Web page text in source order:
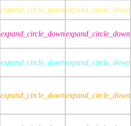
expand_circle_downexpand_circle_down
expand_circle_downexpand_circle_down
expand_circle_downexpand_circle_down
expand_circle_downexpand_circle_down